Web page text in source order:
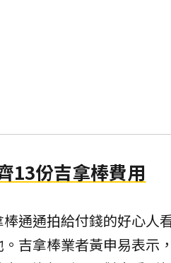
13份吉拿棒費用
通通拍給付錢的好心人
吉拿棒業者黃申易表示